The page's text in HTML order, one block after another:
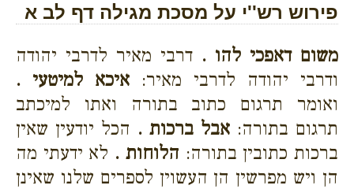
פירוש רש''י על מסכת מגילה דף לב א
משום דאפכי להו . דרבי מאיר לדרבי יהודה
ודרבי יהודה לדרבי מאיר: איכא למיטעי .
ואומר תרגום כתוב בתורה ואתו למיכתב
תרגום בתורה: אבל ברכות . הכל יודעין שאין
ברכות כתובין בתורה: הלוחות . לא ידעתי מה
הן ויש מפרשין הן העשוין לספרים שלנו שאינן